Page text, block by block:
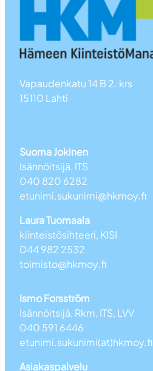
Vapaudenkatu 14 B 2. krs
15110 Lahti
Suoma Jokinen
Isännöitsijä, ITS
040 820 6282
etunimi.sukunimi@hkmoy.fi
Laura Tuomaala
kiinteistösihteeri, KISI
044 982 2532
toimisto@hkmoy.fi
Ismo Forsström
Isännöitsijä, Rkm, ITS, LVV
040 591 6446
etunimi.sukunimi(at)hkmoy.fi
Asiakaspalvelu